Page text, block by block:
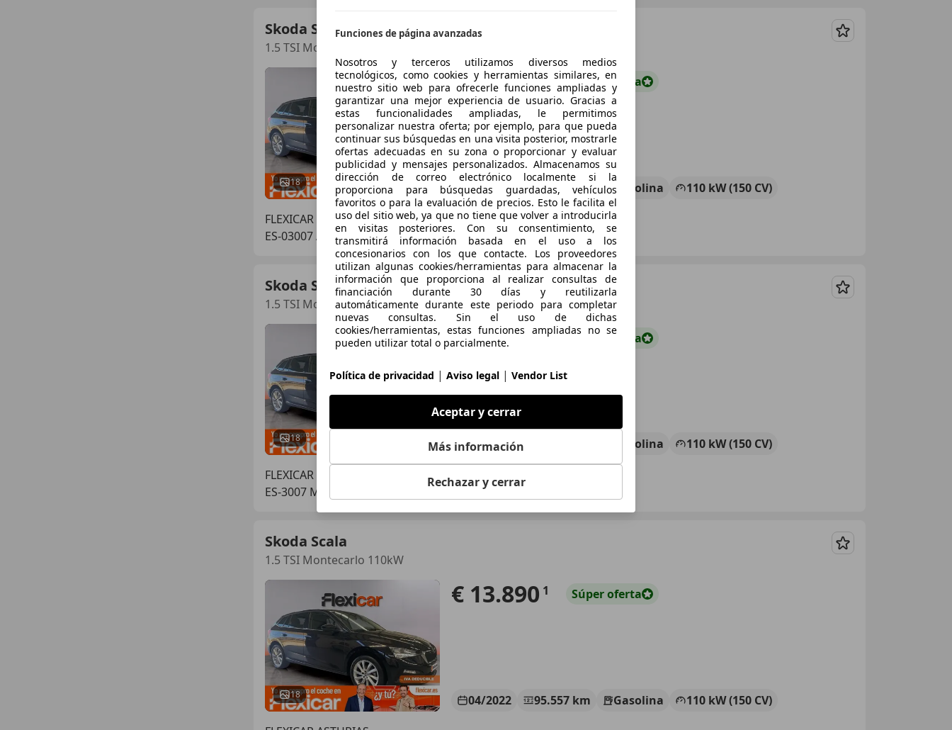
Skoda Scala
1.5 TSI Montecarlo 110kW
Guardar
18
€ 13.890 1 Súper oferta
04/2022 95.557 km Gasolina
110 kW (150 CV)
FLEXICAR ALICANTE.
ES-03007 ALICANTE
Skoda Scala
1.5 TSI Montecarlo 110kW
Guardar
18
€ 13.8901 Súper oferta
04/2022 Gasolina
110 kW (150 CV)
FLEXICAR MURCIA.
ES-3007 MURCIA
Skoda Scala
1.5 TSI Montecarlo 110kW
Guardar
18
€ 13.890 1 Súperoferta
04/2022 95.557 km Gasolina
110 kW (150 CV)
Funciones de página avanzadas
Nosotros y terceros utilizamos diversos medios
tecnológicos, como cookies y herramientas similares, en
nuestro sitio web para ofrecerle funciones ampliadas y
garantizar una mejor experiencia de usuario. Gracias a
estas funcionalidades ampliadas, le permitimos
personalizar nuestra oferta; por ejemplo, para que pueda
continuar sus búsquedas en una visita posterior, mostrarle
ofertas adecuadas en su zona o proporcionar y evaluar
publicidad y mensajes personalizados. Almacenamos su
dirección de correo electrónico localmente si la
proporciona para búsquedas guardadas, vehículos
favoritos o para la evaluación de precios. Esto le facilita el
uso del sitio web, ya que no tiene que volver a introducirla
en visitas posteriores. Con su consentimiento, se
transmitirá información basada en el uso a los
concesionarios con los que contacte. Los proveedores
utilizan algunas cookies/herramientas para almacenar la
información que proporciona al realizar consultas de
financiación durante 30 días y reutilizarla
automáticamente durante este periodo para completar
nuevas consultas. Sin el uso de dichas
cookies/herramientas, estas funciones ampliadas no se
pueden utilizar total o parcialmente.
Política de privacidad | Aviso legal | Vendor List
Aceptar y cerrar
Más información
Rechazar y cerrar